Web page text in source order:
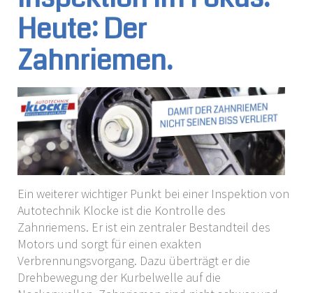
Heute: Der
Zahnriemen.
Ein weiterer wichtiger Punkt bei einer Inspektion von
Autotechnik Klocke ist die Kontrolle des
Zahnriemens. Er ist ein zentraler Bestandteil des
Motors und sorgt für einen exakten
Verbrennungsvorgang. Dazu überträgt er die
Drehbewegung der Kurbelwelle auf die